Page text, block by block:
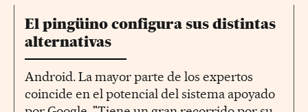
El pingüino configura sus distintas
alternativas
Android. La mayor parte de los expertos
coincide en el potencial del sistema apoyado